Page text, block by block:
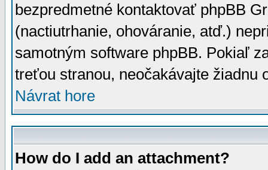
bezpredmetné kontaktovať phpBB
(nactiutrhanie, ohováranie, atď.)
samotným software phpBB. Pokiaľ
treťou stranou, neočakávajte žiadnu
Návrat hore
How do I add an attachment?